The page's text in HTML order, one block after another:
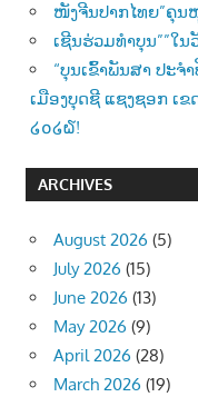
ໜັງຈີນປາກໄທຍ”ຄຸນ
ເຊີນຮ່ວມທຳບຸນ””ໃ
“ບຸນເຂົ້າພັນສາ ປະຈ
ເມືອງບຸດຊີ ແຊງຊອກ ເ
໒໐໒໖!
ARCHIVES
August 2026 (5)
July 2026 (15)
June 2026 (13)
May 2026 (9)
April 2026 (28)
March 2026 (19)